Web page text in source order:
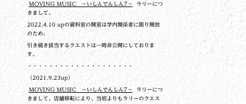
MOVING MUSIC ～いしんでんしん7～ ラリーにつ
きまして、
2022.4.10 upの資料室の開室は学内関係者に限り開放
のため、
引き続き該当するクエストは一時非公開にしておりま
す。
・・・・・・・・・・・・・・・・・・・・
（2021.9.23up）
MOVING MUSIC ～いしんでんしん7～ ラリーにつ
きまして、店舗移転により、当初よりもラリーのクエス